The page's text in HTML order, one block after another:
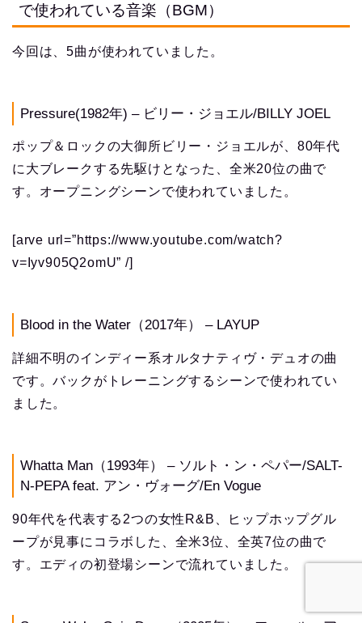
で使われている音楽（BGM）
今回は、5曲が使われていました。
Pressure(1982年) – ビリー・ジョエル/BILLY JOEL
ポップ＆ロックの大御所ビリー・ジョエルが、80年代
に大ブレークする先駆けとなった、全米20位の曲で
す。オープニングシーンで使われていました。
[arve url=”https://www.youtube.com/watch?
v=Iyv905Q2omU” /]
Blood in the Water（2017年） – LAYUP
詳細不明のインディー系オルタナティヴ・デュオの曲
です。バックがトレーニングするシーンで使われてい
ました。
Whatta Man（1993年） – ソルト・ン・ペパー/SALT-
N-PEPA feat. アン・ヴォーグ/En Vogue
90年代を代表する2つの女性R&B、ヒップホップグル
ープが見事にコラボした、全米3位、全英7位の曲で
す。エディの初登場シーンで流れていました。